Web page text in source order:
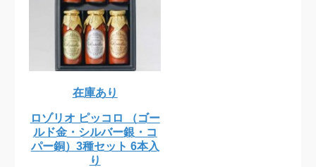
在庫あり
ロゾリオ ピッコロ （ゴー
ルド金・シルバー銀・コ
パー銅）3種セット 6本入
り